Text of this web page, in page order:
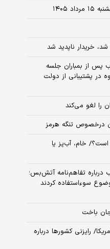
۱۴۰۵
پس از بمباران جلسه
در پشتیبانی از دولت
را لغو می‌کند
درخصوص تنگه هرمز
خام، آب‌پز یا
درباره تفاهم‌نامه آتش‌بس؛
سوءاستفاده کردند
باخت
رایزنی کشورها درباره